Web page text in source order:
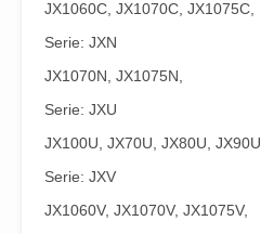
JX1060C, JX1070C, JX1075C,
Serie: JXN
JX1070N, JX1075N,
Serie: JXU
JX100U, JX70U, JX80U, JX90U,
Serie: JXV
JX1060V, JX1070V, JX1075V,